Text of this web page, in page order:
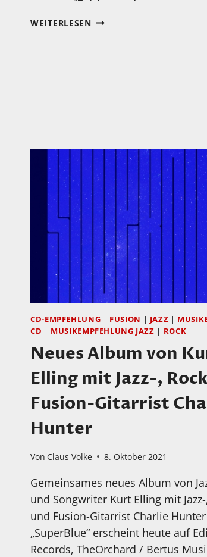
WEITERLESENMONTAG…
CD-EMPFEHLUNG | FUSION | JAZZ |
CD | MUSIKEMPFEHLUNG JAZZ | ROCK
Neues Album von
Elling mit Jazz-,
Fusion-Gitarrist
Hunter
Von Claus Volke 8. Oktober 2021
Gemeinsames neues Album von
und Songwriter Kurt Elling mit
und Fusion-Gitarrist Charlie Hunter
„SuperBlue“ erscheint heute auf
Records, TheOrchard / Bertus